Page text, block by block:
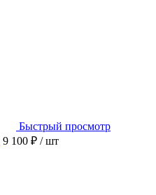
Быстрый просмотр
9 100 ₽ / шт